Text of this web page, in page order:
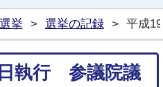
選挙 > 選挙の記録 > 平成
執行 参議院議